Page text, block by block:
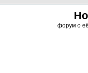
форум о